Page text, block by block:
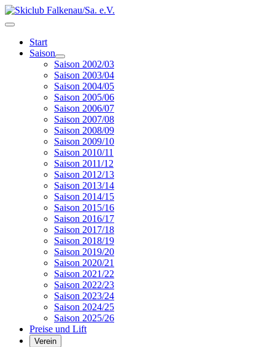
Start
Saison
Saison 2002/03
Saison 2003/04
Saison 2004/05
Saison 2005/06
Saison 2006/07
Saison 2007/08
Saison 2008/09
Saison 2009/10
Saison 2010/11
Saison 2011/12
Saison 2012/13
Saison 2013/14
Saison 2014/15
Saison 2015/16
Saison 2016/17
Saison 2017/18
Saison 2018/19
Saison 2019/20
Saison 2020/21
Saison 2021/22
Saison 2022/23
Saison 2023/24
Saison 2024/25
Saison 2025/26
Preise und Lift
Verein